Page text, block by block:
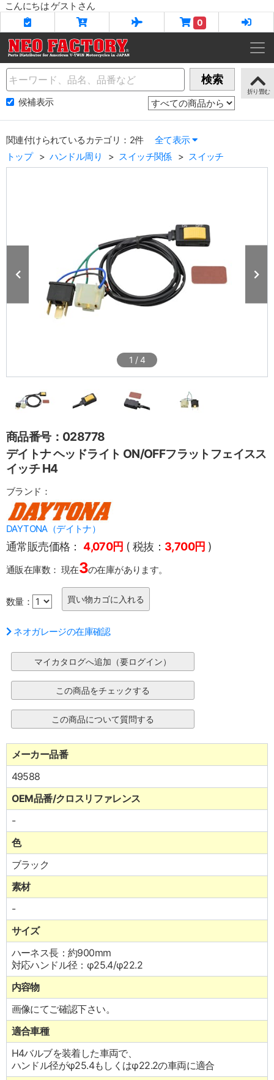
こんにちは ゲストさん
0
Name 検索
候補表示
関連付けられているカテゴリ：2件
全て表示
トップ
ハンドル周り スイッチ関係 スイッチ
1 / 4
商品番号：028778
デイトナ ヘッドライト ON/OFFフラットフェイスス
イッチ H4
ブランド：
DAYTONA（デイトナ）
通常販売価格： 4,070円 ( 税抜： 3,700円 )
通販在庫数： 現在3の在庫があります。
数量：
ネオガレージの在庫確認
メーカー品番
49588
OEM品番/クロスリファレンス
-
色
ブラック
素材
-
サイズ
ハーネス長：約900mm
対応ハンドル径：φ25.4/φ22.2
内容物
画像にてご確認下さい。
適合車種
H4バルブを装着した車両で、
ハンドル径がφ25.4もしくはφ22.2の車両に適合